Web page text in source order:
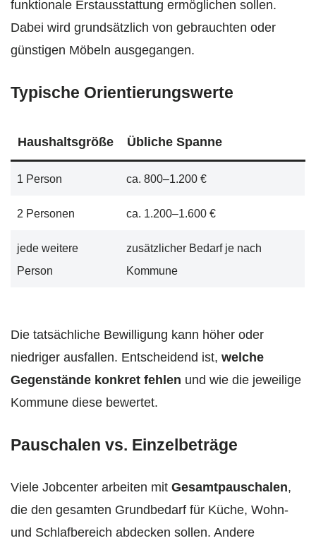
funktionale Erstausstattung ermöglichen sollen.
Dabei wird grundsätzlich von gebrauchten oder
günstigen Möbeln ausgegangen.
Typische Orientierungswerte
Haushaltsgröße Übliche Spanne
1 Person ca. 800–1.200 €
2 Personen ca. 1.200–1.600 €
jede weitere
Person
zusätzlicher Bedarf je nach
Kommune
Die tatsächliche Bewilligung kann höher oder
niedriger ausfallen. Entscheidend ist, welche
Gegenstände konkret fehlen und wie die jeweilige
Kommune diese bewertet.
Pauschalen vs. Einzelbeträge
Viele Jobcenter arbeiten mit Gesamtpauschalen,
die den gesamten Grundbedarf für Küche, Wohn-
und Schlafbereich abdecken sollen. Andere